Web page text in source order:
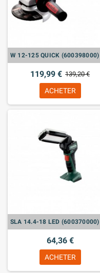
119,99 € 139,20 €
ACHETER
64,36 €
ACHETER